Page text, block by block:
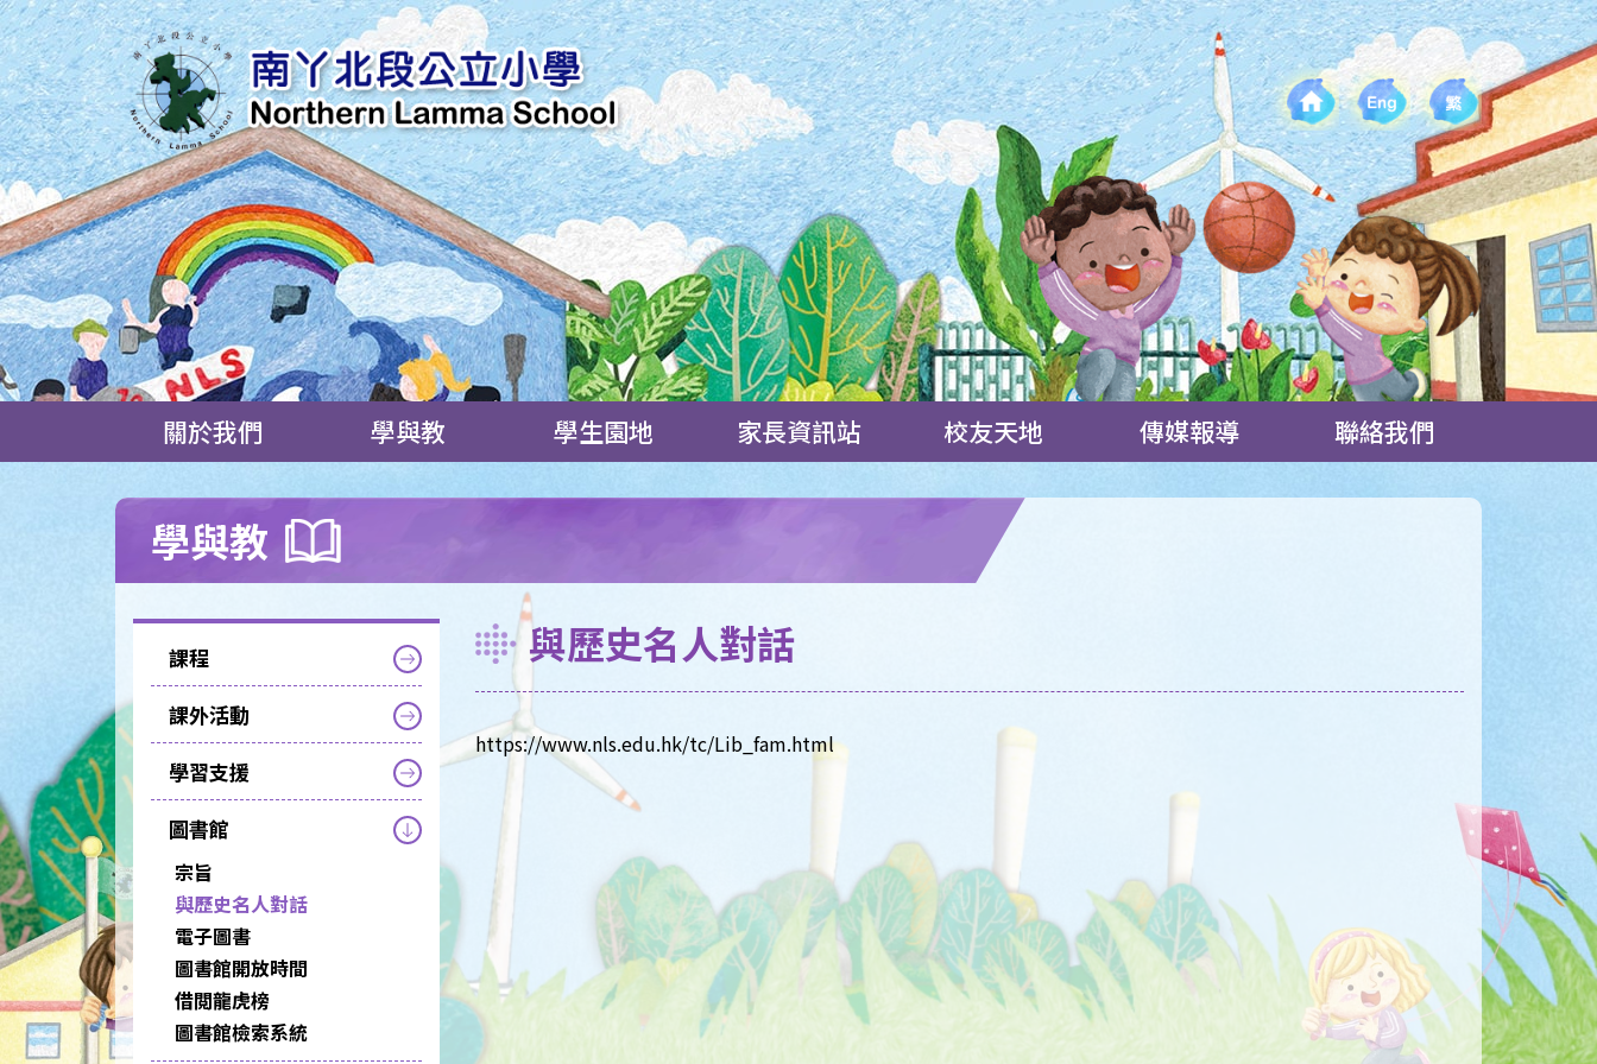
關於我們 學與教 學生園地 家長資訊站 校友天地 傳媒報導 聯絡我們
學與教
課程
課外活動
學習支援
圖書館
宗旨
與歷史名人對話
電子圖書
圖書館開放時間
借閲龍虎榜
圖書館檢索系統
與歷史名人對話
https://www.nls.edu.hk/tc/Lib_fam.html